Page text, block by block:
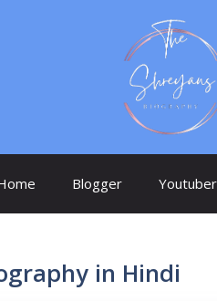
Blogger Youtuber
in Hindi